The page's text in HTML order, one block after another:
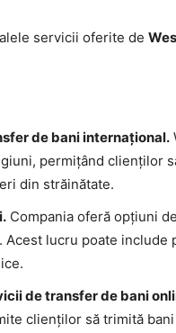
servicii oferite de
de bani internațional.
permițând clienților
din străinătate.
Compania oferă opțiuni
Acest lucru poate
de transfer de bani
clienților să trimită